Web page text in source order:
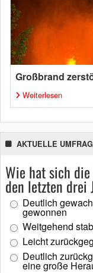
Großbrand
Weiterlesen
AKTUELLE
Wie hat sich
den letzten drei
Deutlich
gewonnen
Weitgehend
Leicht
Deutlich
eine große